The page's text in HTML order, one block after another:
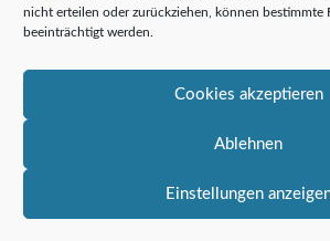
nicht erteilen oder zurückziehen, können bestimmte
beeinträchtigt werden.
Cookies akzeptieren
Ablehnen
Einstellungen
for:
*=Sponsored Link